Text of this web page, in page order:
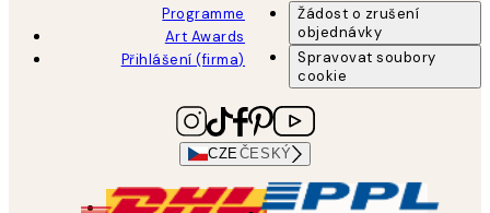
Programme
Art Awards
Přihlášení (firma)
Žádost o zrušení
objednávky
Spravovat soubory
cookie
CZEČESKÝ